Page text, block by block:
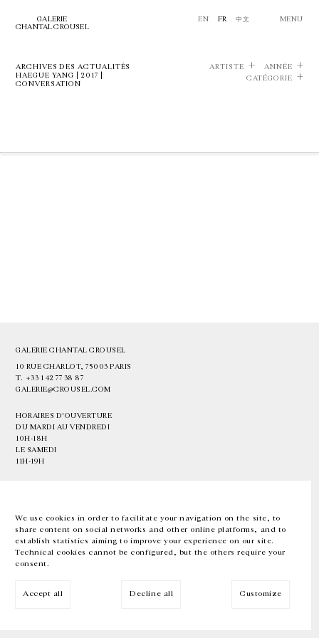
We use cookies in order to facilitate your navigation on the site, to
share content on social networks and other online platforms, and to
establish statistics aiming to improve your experience on our site.
Technical cookies cannot be configured, but the others require your
consent.
Accept all Decline all Customize
GALERIE
CHANTAL CROUSEL
EN FR 中文 MENU
ARCHIVES DES ACTUALITÉS
HAEGUE YANG | 2017 |
CONVERSATION
ARTISTE
ANNÉE
CATÉGORIE
GALERIE CHANTAL CROUSEL
10 RUE CHARLOT, 75003 PARIS
T. +33 1 42 77 38 87
GALERIE@CROUSEL.COM
HORAIRES D'OUVERTURE
DU MARDI AU VENDREDI
10H-18H
LE SAMEDI
11H-19H
EN FR 中文 Facebook Instagram
Inscrivez-vous à notre newsletter